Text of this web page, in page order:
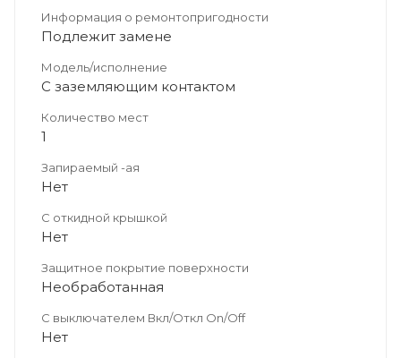
Информация о ремонтопригодности
Подлежит замене
Модель/исполнение
С заземляющим контактом
Количество мест
1
Запираемый -ая
Нет
С откидной крышкой
Нет
Защитное покрытие поверхности
Необработанная
С выключателем Вкл/Откл On/Off
Нет